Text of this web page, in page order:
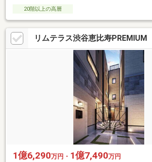
20階以上の高層
リムテラス渋谷恵比寿
1億6,290万円・ 1億7,490万円